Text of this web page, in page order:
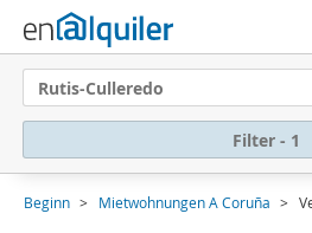
Rutis-Culleredo
Filter - 1
Beginn Mietwohnungen A Coruña